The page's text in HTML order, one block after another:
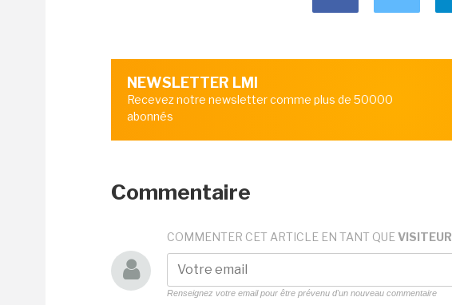
NEWSLETTER LMI
Recevez notre newsletter comme plus de 50000
abonnés
Commentaire
COMMENTER CET ARTICLE EN TANT QUE VISITEUR
Renseignez votre email pour être prévenu d'un nouveau commentaire